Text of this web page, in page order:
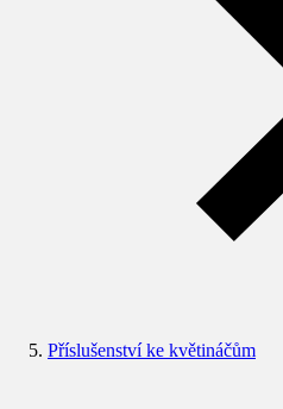
Příslušenství ke květináčům